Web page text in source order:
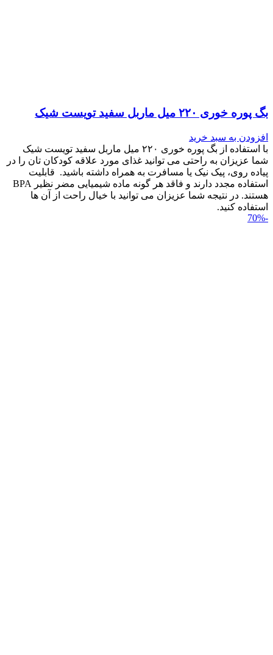
بگ پوره خوری ۲۲۰ میل ماربل سفید تویست شیک
افزودن به سبد خرید
با استفاده از بگ پوره خوری ۲۲۰ میل ماربل سفید تویست شیک
شما عزیزان به راحتی می توانید غذای مورد علاقه کودکان تان را در
پیاده روی، پیک نیک یا مسافرت به همراه داشته باشید. قابلیت
استفاده مجدد دارند و فاقد هر گونه ماده شیمیایی مضر نظیر BPA
هستند. در نتیجه شما عزیزان می توانید با خیال راحت از آن ها
استفاده کنید.
-70%